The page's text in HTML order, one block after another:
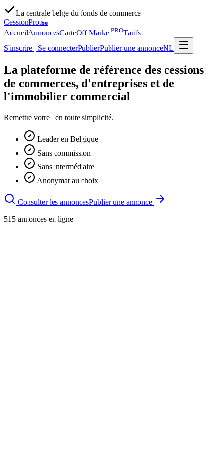
La centrale belge du fonds de commerce
CessionPro.be
AccueilAnnoncesCarteOff MarketPROTarifs
S'inscrire | Se connecterPublierPublier une annonceNL
La plateforme de référence des cessions
de commerces, d'entreprises et de
l'immobilier commercial
Remettre votre en toute simplicité.
Leader en Belgique
Sans commission
Sans intermédiaire
Anonymat au choix
Consulter les annoncesPublier une annonce
515 annonces en ligne